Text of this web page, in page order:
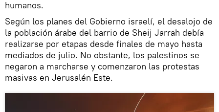
humanos.
Según los planes del Gobierno israelí, el desalojo de
la población árabe del barrio de Sheij Jarrah debía
realizarse por etapas desde finales de mayo hasta
mediados de julio. No obstante, los palestinos se
negaron a marcharse y comenzaron las protestas
masivas en Jerusalén Este.